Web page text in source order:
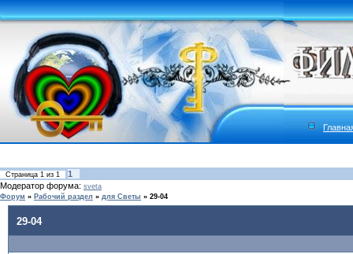
Страница 1 из 1
1
Модератор форума: sveta
Форум » Рабочий раздел » для Светы » 29-04
29-04